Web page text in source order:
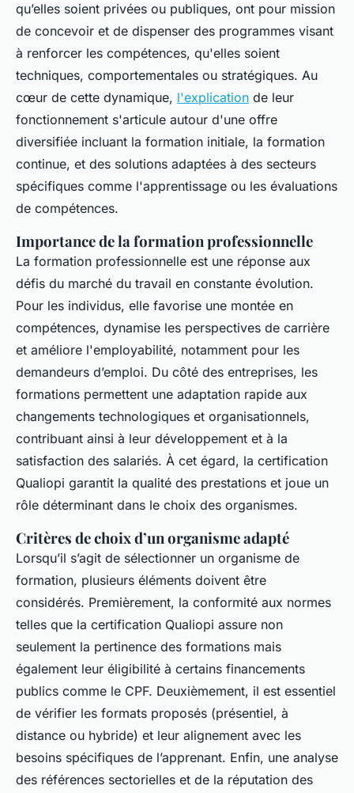
qu’elles soient privées ou publiques, ont pour mission
de concevoir et de dispenser des programmes visant
à renforcer les compétences, qu'elles soient
techniques, comportementales ou stratégiques. Au
cœur de cette dynamique, l'explication de leur
fonctionnement s'articule autour d'une offre
diversifiée incluant la formation initiale, la formation
continue, et des solutions adaptées à des secteurs
spécifiques comme l'apprentissage ou les évaluations
de compétences.
Importance de la formation professionnelle
La formation professionnelle est une réponse aux
défis du marché du travail en constante évolution.
Pour les individus, elle favorise une montée en
compétences, dynamise les perspectives de carrière
et améliore l'employabilité, notamment pour les
demandeurs d’emploi. Du côté des entreprises, les
formations permettent une adaptation rapide aux
changements technologiques et organisationnels,
contribuant ainsi à leur développement et à la
satisfaction des salariés. À cet égard, la certification
Qualiopi garantit la qualité des prestations et joue un
rôle déterminant dans le choix des organismes.
Critères de choix d’un organisme adapté
Lorsqu’il s’agit de sélectionner un organisme de
formation, plusieurs éléments doivent être
considérés. Premièrement, la conformité aux normes
telles que la certification Qualiopi assure non
seulement la pertinence des formations mais
également leur éligibilité à certains financements
publics comme le CPF. Deuxièmement, il est essentiel
de vérifier les formats proposés (présentiel, à
distance ou hybride) et leur alignement avec les
besoins spécifiques de l’apprenant. Enfin, une analyse
des références sectorielles et de la réputation des